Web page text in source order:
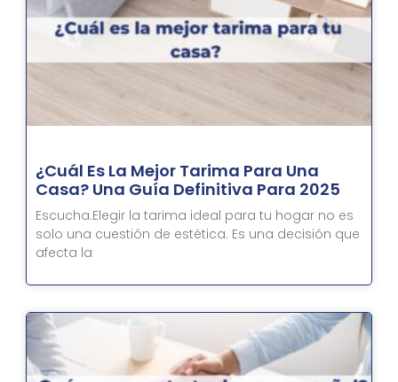
¿Cuál Es La Mejor Tarima Para Una
Casa? Una Guía Definitiva Para 2025
Escucha.Elegir la tarima ideal para tu hogar no es
solo una cuestión de estética. Es una decisión que
afecta la